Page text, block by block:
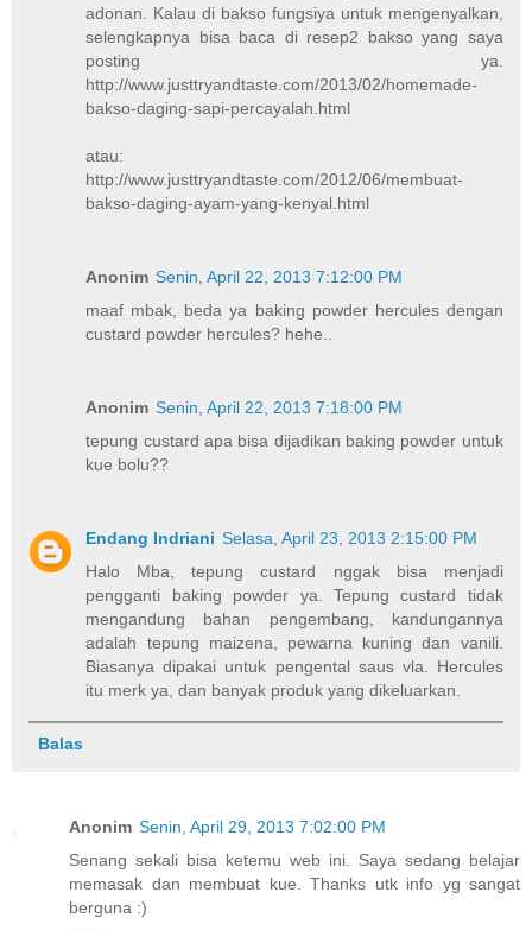
adonan. Kalau di bakso fungsiya untuk mengenyalkan,
selengkapnya bisa baca di resep2 bakso yang saya
posting ya.
http://www.justtryandtaste.com/2013/02/homemade-
bakso-daging-sapi-percayalah.html
atau:
http://www.justtryandtaste.com/2012/06/membuat-
bakso-daging-ayam-yang-kenyal.html
Anonim Senin, April 22, 2013 7:12:00 PM
maaf mbak, beda ya baking powder hercules dengan
custard powder hercules? hehe..
Anonim Senin, April 22, 2013 7:18:00 PM
tepung custard apa bisa dijadikan baking powder untuk
kue bolu??
Endang Indriani Selasa, April 23, 2013 2:15:00 PM
Halo Mba, tepung custard nggak bisa menjadi
pengganti baking powder ya. Tepung custard tidak
mengandung bahan pengembang, kandungannya
adalah tepung maizena, pewarna kuning dan vanili.
Biasanya dipakai untuk pengental saus vla. Hercules
itu merk ya, dan banyak produk yang dikeluarkan.
Balas
Anonim Senin, April 29, 2013 7:02:00 PM
Senang sekali bisa ketemu web ini. Saya sedang belajar
memasak dan membuat kue. Thanks utk info yg sangat
berguna :)